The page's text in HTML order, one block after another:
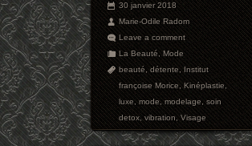
30 janvier 2018
Marie-Odile Radom
Leave a comment
La Beauté,Mode
beauté,détente,Institut
françoise Morice,Kinéplastie,
luxe,mode,modelage,soin
detox,vibration,Visage